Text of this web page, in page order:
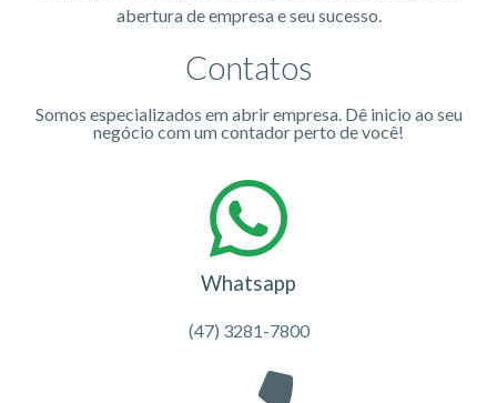
abertura de empresa e seu sucesso.
Contatos
Somos especializados em abrir empresa. Dê inicio ao seu
negócio com um contador perto de você!
Whatsapp
(47) 3281-7800